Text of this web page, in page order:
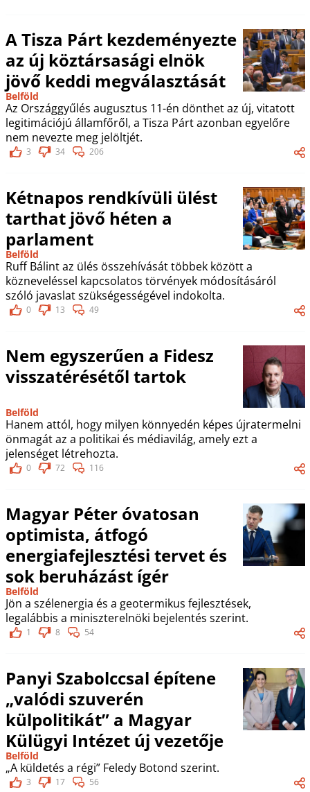
A Tisza Párt kezdeményezte
az új köztársasági elnök
jövő keddi megválasztását
Belföld
Az Országgyűlés augusztus 11-én dönthet az új, vitatott
legitimációjú államfőről, a Tisza Párt azonban egyelőre
nem nevezte meg jelöltjét.
3 34 206
Kétnapos rendkívüli ülést
tarthat jövő héten a
parlament
Belföld
Ruff Bálint az ülés összehívását többek között a
közneveléssel kapcsolatos törvények módosításáról
szóló javaslat szükségességével indokolta.
0 13 49
Nem egyszerűen a Fidesz
visszatérésétől tartok
Belföld
Hanem attól, hogy milyen könnyedén képes újratermelni
önmagát az a politikai és médiavilág, amely ezt a
jelenséget létrehozta.
0 72 116
Magyar Péter óvatosan
optimista, átfogó
energiafejlesztési tervet és
sok beruházást ígér
Belföld
Jön a szélenergia és a geotermikus fejlesztések,
legalábbis a miniszterelnöki bejelentés szerint.
1 8 54
Panyi Szabolccsal építene
„valódi szuverén
külpolitikát” a Magyar
Külügyi Intézet új vezetője
Belföld
„A küldetés a régi” Feledy Botond szerint.
3 17 56